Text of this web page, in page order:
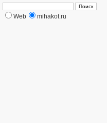
Web mihakot.ru